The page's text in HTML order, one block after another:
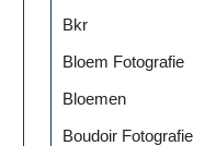
Bkr
Bloem Fotografie
Bloemen
Boudoir Fotografie